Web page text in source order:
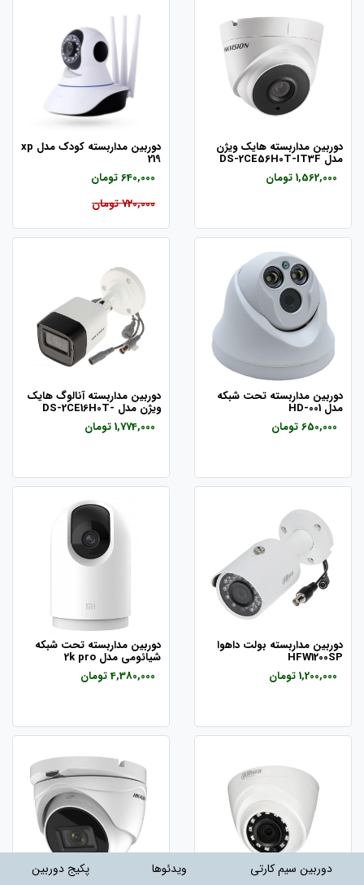
دوربین مداربسته هایک ویژن
مدل DS-2CE56H0T-IT3F
1,562,000 تومان
دوربین مداربسته کودک مدل xp
219
640,000 تومان
720,000 تومان
دوربین مداربسته تحت شبکه
مدل HD-001
650,000 تومان
دوربین مداربسته آنالوگ هایک
ویژن مدل DS-2CE16H0T-
ITPFS
1,774,000 تومان
دوربین مداربسته بولت داهوا
HFW1200SP
1,200,000 تومان
دوربین مداربسته تحت شبکه
شیائومی مدل 2k pro
4,380,000 تومان
دوربین سیم کارتی ویدئوها پکیج دوربین